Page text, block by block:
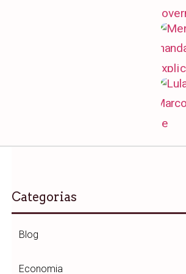
Categorias
Blog
Economia